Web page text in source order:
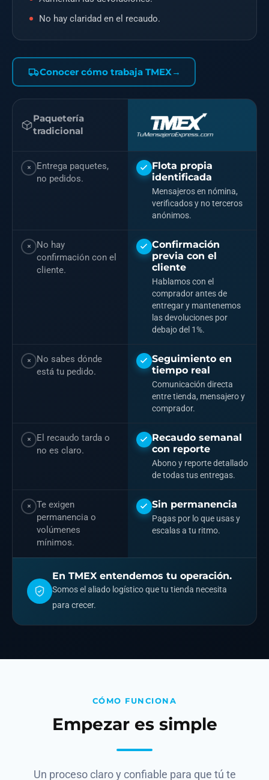
No hay claridad en el recaudo.
Conocer cómo trabaja TMEX →
Paquetería
tradicional
Entrega paquetes,
no pedidos.
Flota propia
identificada
Mensajeros en nómina,
verificados y no terceros
anónimos.
No hay
confirmación con el
cliente.
Confirmación
previa con el
cliente
Hablamos con el
comprador antes de
entregar y mantenemos
las devoluciones por
debajo del 1%.
No sabes dónde
está tu pedido.
Seguimiento en
tiempo real
Comunicación directa
entre tienda, mensajero y
comprador.
El recaudo tarda o
no es claro.
Recaudo semanal
con reporte
Abono y reporte detallado
de todas tus entregas.
Te exigen
permanencia o
volúmenes
mínimos.
Sin permanencia
Pagas por lo que usas y
escalas a tu ritmo.
En TMEX entendemos tu operación.
Somos el aliado logístico que tu tienda necesita
para crecer.
CÓMO FUNCIONA
Empezar es simple
Un proceso claro y confiable para que tú te